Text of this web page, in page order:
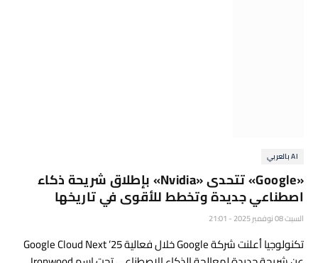
AI بالعربي
«Google» تتحدى «Nvidia» بإطلاق شريحة ذكاء
اصطناعي جديدة وتخطط للأقوى في تاريخها
السبت 08 نوفمبر 2025 - 21:01
تكنولوجيا أعلنت شركة Google خلال فعالية Google Cloud Next ’25